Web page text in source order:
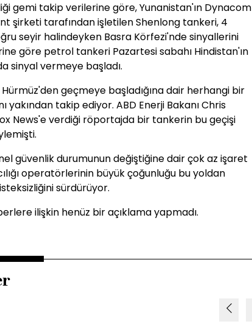
gemi takip verilerine göre, Yunanistan'ın Dynacom
şirketi tarafından işletilen Shenlong tankeri, 4
seyir halindeyken Basra Körfezi'nde sinyallerini
göre petrol tankeri Pazartesi sabahı Hindistan'ın
sinyal vermeye başladı.
geçmeye başladığına dair herhangi bir
yakından takip ediyor. ABD Enerji Bakanı Chris
News'e verdiği röportajda bir tankerin bu geçişi
güvenlik durumunun değiştiğine dair çok az işaret
operatörlerinin büyük çoğunluğu bu yoldan
sürdürüyor.
ilişkin henüz bir açıklama yapmadı.